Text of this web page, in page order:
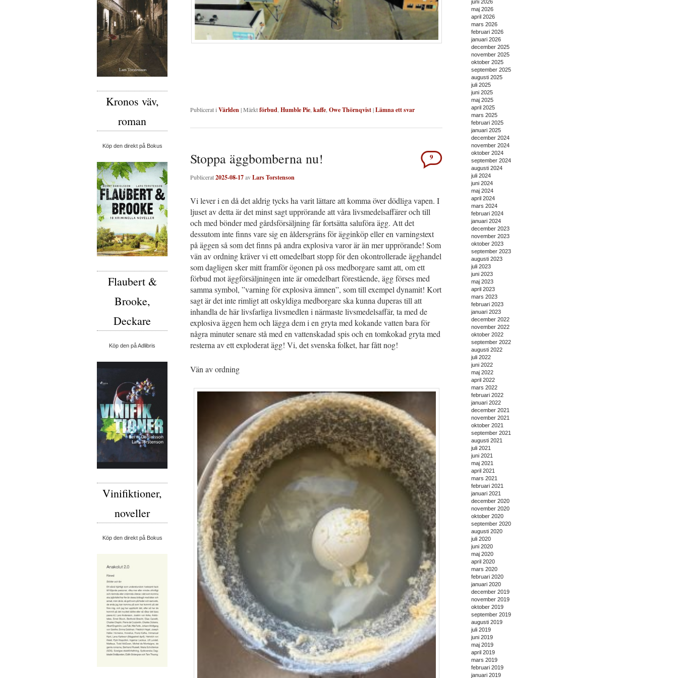
Publicerat i Världen|Märktförbud Humble Pie kaffe Owe Thörnqvist|Lämna ett svar
Stoppa äggbomberna nu!
Publicerat2025-08-17avLars Torstenson
9
Vi lever i en då det aldrig tycks ha varit lättare att komma över dödliga vapen. I
ljuset av detta är det minst sagt upprörande att våra livsmedelsaffärer och till
och med bönder med gårdsförsäljning får fortsätta saluföra ägg. Att det
dessutom inte finns vare sig en åldersgräns för ägginköp eller en varningstext
på äggen så som det finns på andra explosiva varor är än mer upprörande! Som
vän av ordning kräver vi ett omedelbart stopp för den okontrollerade ägghandel
som dagligen sker mitt framför ögonen på oss medborgare samt att, om ett
förbud mot äggförsäljningen inte är omedelbart förestående, ägg förses med
samma symbol, ”varning för explosiva ämnen”, som till exempel dynamit! Kort
sagt är det inte rimligt att oskyldiga medborgare ska kunna duperas till att
inhandla de här livsfarliga livsmedlen i närmaste livsmedelsaffär, ta med de
explosiva äggen hem och lägga dem i en gryta med kokande vatten bara för
några minuter senare stå med en vattenskadad spis och en tomkokad gryta med
resterna av ett exploderat ägg! Vi, det svenska folket, har fått nog!
Vän av ordning
juni 2026
maj 2026
april 2026
mars 2026
februari 2026
januari 2026
december 2025
november 2025
oktober 2025
september 2025
augusti 2025
juli 2025
juni 2025
maj 2025
april 2025
mars 2025
februari 2025
januari 2025
december 2024
november 2024
oktober 2024
september 2024
augusti 2024
juli 2024
juni 2024
maj 2024
april 2024
mars 2024
februari 2024
januari 2024
december 2023
november 2023
oktober 2023
september 2023
augusti 2023
juli 2023
juni 2023
maj 2023
april 2023
mars 2023
februari 2023
januari 2023
december 2022
november 2022
oktober 2022
september 2022
augusti 2022
juli 2022
juni 2022
maj 2022
april 2022
mars 2022
februari 2022
januari 2022
december 2021
november 2021
oktober 2021
september 2021
augusti 2021
juli 2021
juni 2021
maj 2021
april 2021
mars 2021
februari 2021
januari 2021
december 2020
november 2020
oktober 2020
september 2020
augusti 2020
juli 2020
juni 2020
maj 2020
april 2020
mars 2020
februari 2020
januari 2020
december 2019
november 2019
oktober 2019
september 2019
augusti 2019
juli 2019
juni 2019
maj 2019
april 2019
mars 2019
februari 2019
januari 2019
Kronos väv,
roman
Köp den direkt på Bokus
Flaubert &
Brooke,
Deckare
Köp den på Adlibris
Vinifiktioner,
noveller
Köp den direkt på Bokus